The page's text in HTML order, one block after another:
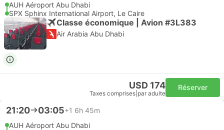
AUH Aéroport Abu Dhabi
SPX Sphinx International Airport, Le Caire
Classe économique | Avion #3L383
Air Arabia Abu Dhabi
USD 174
Taxes comprises par adulte
Réserver
21:20 03:05+1 6h 45m
AUH Aéroport Abu Dhabi